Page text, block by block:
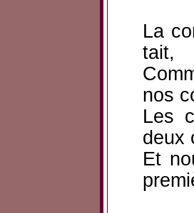
La
tait,
nos
Les
deux
Et